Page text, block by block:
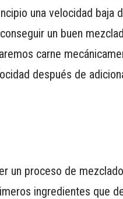
una velocidad
un buen
carne
después de
un proceso de
ingredientes que